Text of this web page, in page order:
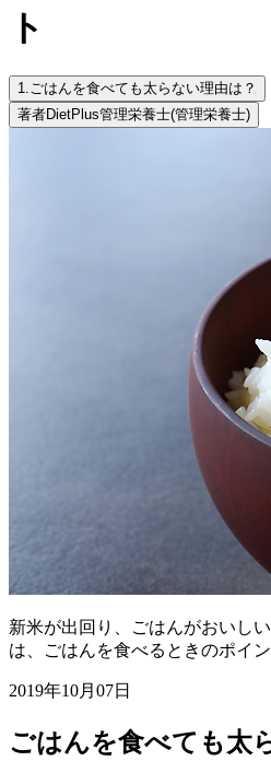
ト
1.ごはんを食べても太らない理由は？
著者DietPlus管理栄養士(管理栄養士)
新米が出回り、ごはんがおいし
は、ごはんを食べるときのポイ
2019年10月07日
ごはんを食べても太